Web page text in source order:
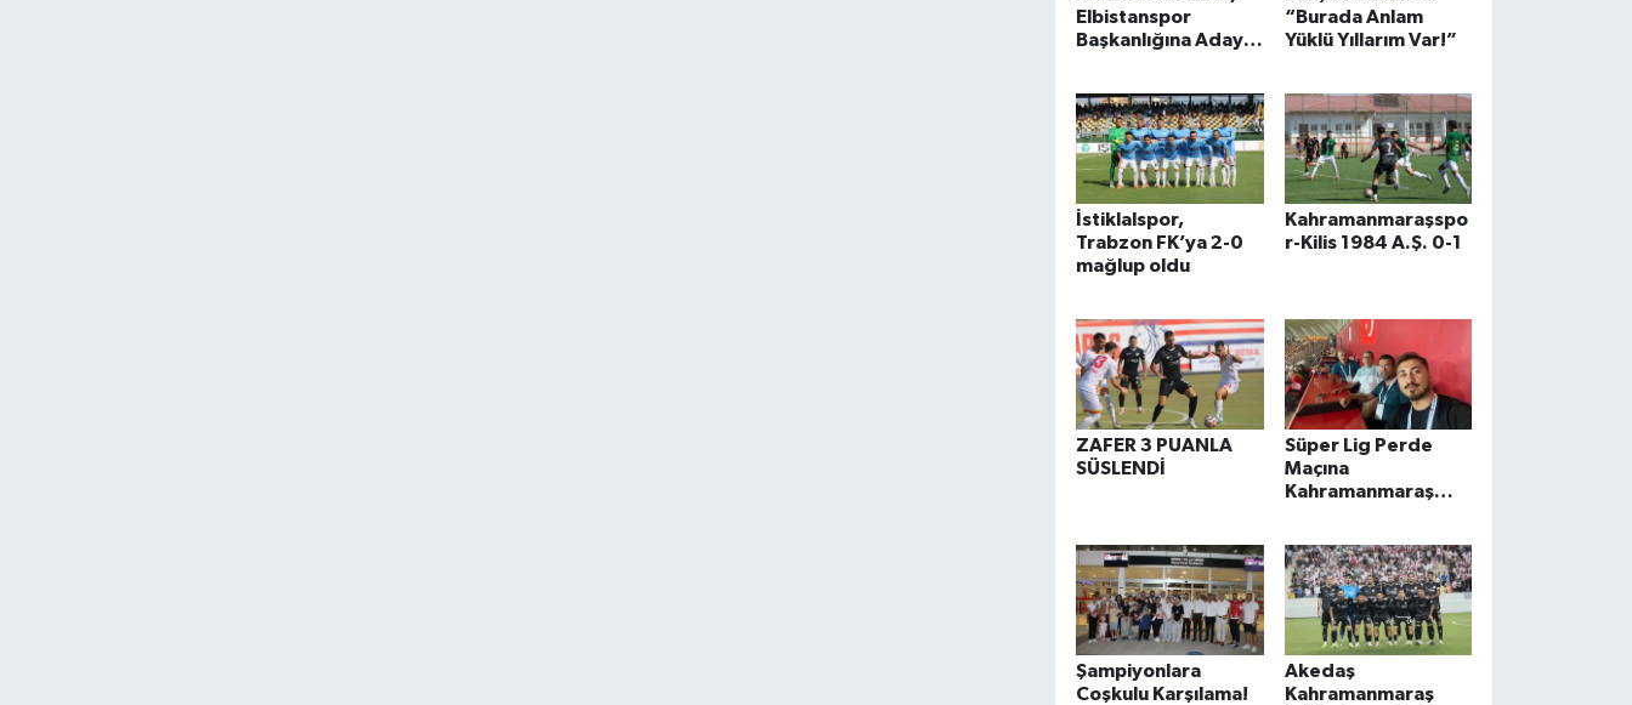
Elbistanspor
Başkanlığına Aday
“Burada Anlam
Yüklü Yıllarım Var!”
İstiklalspor,
Trabzon FK’ya 2-0
mağlup oldu
Kahramanmaraşspo
r-Kilis 1984 A.Ş. 0-1
ZAFER 3 PUANLA
SÜSLENDİ
Süper Lig Perde
Maçına
Kahramanmaraş
Şampiyonlara
Coşkulu Karşılama!
Akedaş
Kahramanmaraş